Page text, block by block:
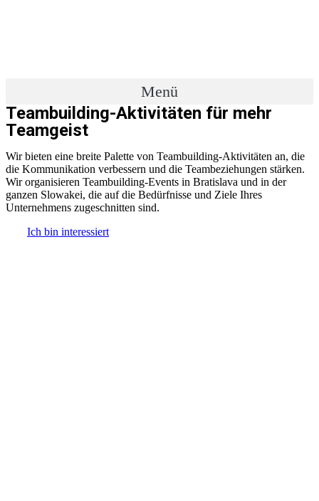
Menü
Teambuilding-Aktivitäten für mehr
Teamgeist
Wir bieten eine breite Palette von Teambuilding-Aktivitäten an, die
die Kommunikation verbessern und die Teambeziehungen stärken.
Wir organisieren Teambuilding-Events in Bratislava und in der
ganzen Slowakei, die auf die Bedürfnisse und Ziele Ihres
Unternehmens zugeschnitten sind.
Ich bin interessiert